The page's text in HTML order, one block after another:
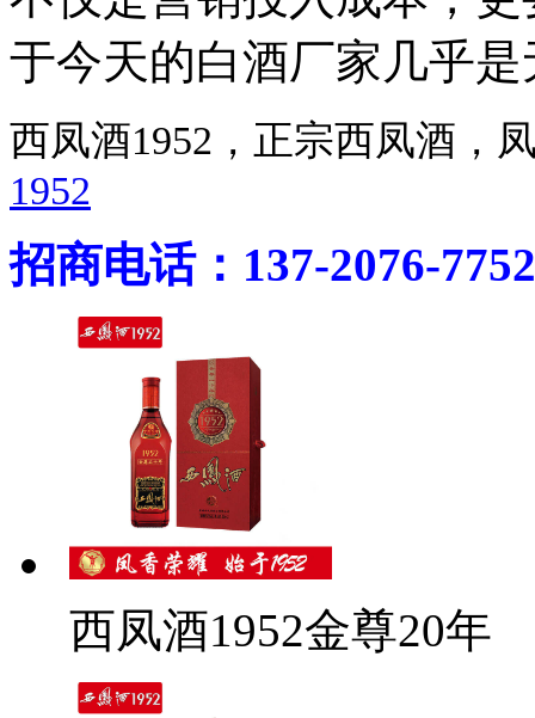
于今天的白酒厂家几乎
西凤酒1952，正宗西凤酒
1952
招商电话：137-2076-7752
西凤酒1952金尊20年